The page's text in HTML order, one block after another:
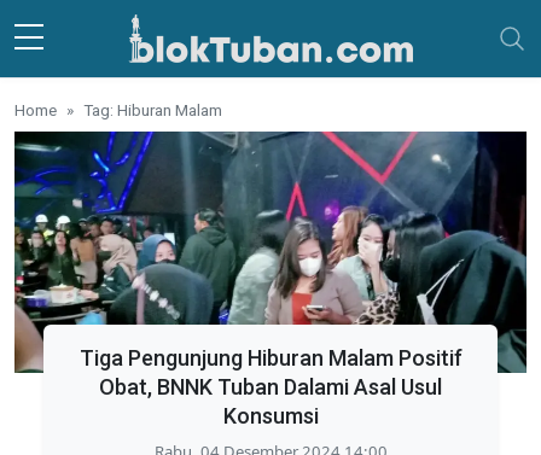
Skip to main content
Home Tag: Hiburan Malam
Tiga Pengunjung Hiburan Malam Positif
Obat, BNNK Tuban Dalami Asal Usul
Konsumsi